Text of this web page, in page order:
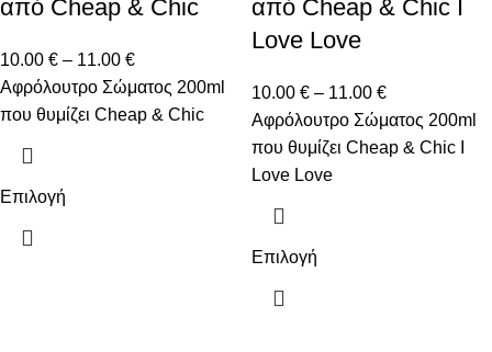
από Cheap & Chic
10.00 € – 11.00 €
Αφρόλουτρο Σώματος 200ml
που θυμίζει Cheap & Chic
Επιλογή
από Cheap & Chic I
Love Love
10.00 € – 11.00 €
Αφρόλουτρο Σώματος 200ml
που θυμίζει Cheap & Chic I
Love Love
Επιλογή